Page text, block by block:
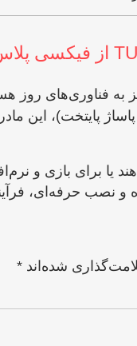
پاساژ پایتخت)، این
یا برای بازی و
نصب حرفه‌ای،
شده‌اند *